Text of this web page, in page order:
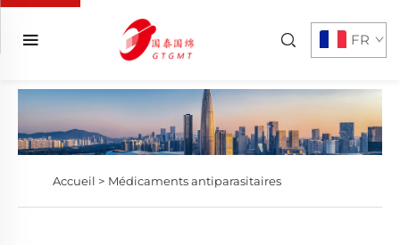
FR
Accueil > Médicaments antiparasitaires